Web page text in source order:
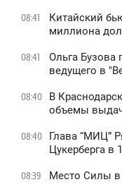
08:41
Китайский
миллиона
08:41
Ольга Бузова
ведущего в
08:40
В
объемы
08:40
Глава “МИЦ”
Цукерберга в
08:39 Место Силы